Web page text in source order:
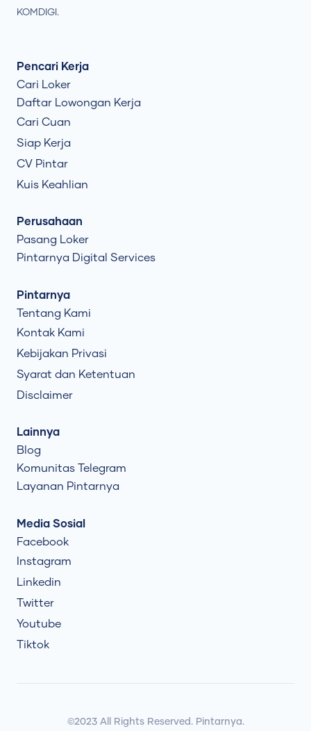
KOMDIGI.
Pencari Kerja
Cari Loker
Daftar Lowongan Kerja
Cari Cuan
Siap Kerja
CV Pintar
Kuis Keahlian
Perusahaan
Pasang Loker
Pintarnya Digital Services
Pintarnya
Tentang Kami
Kontak Kami
Kebijakan Privasi
Syarat dan Ketentuan
Disclaimer
Lainnya
Blog
Komunitas Telegram
Layanan Pintarnya
Media Sosial
Facebook
Instagram
Linkedin
Twitter
Youtube
Tiktok
©2023 All Rights Reserved. Pintarnya.